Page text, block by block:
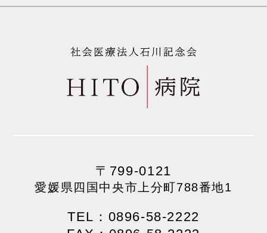
〒799-0121
愛媛県四国中央市上分町788番地1
TEL：0896-58-2222